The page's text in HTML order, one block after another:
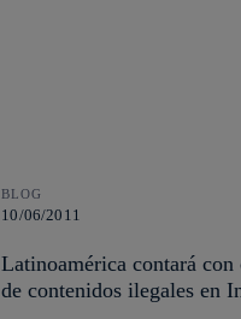
BLOG
10/06/2011
Latinoamérica contará con
de contenidos ilegales en